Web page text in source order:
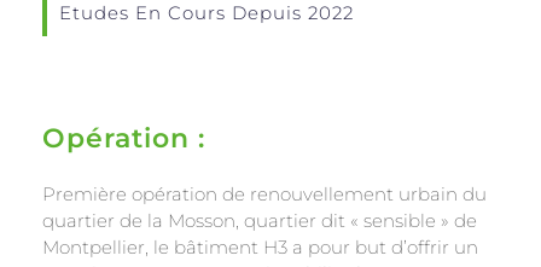
Etudes En Cours Depuis 2022
Opération :
Première opération de renouvellement urbain du
quartier de la Mosson, quartier dit « sensible » de
Montpellier, le bâtiment H3 a pour but d’offrir un